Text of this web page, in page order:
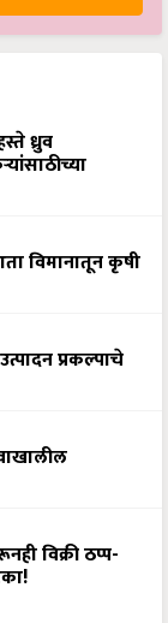
ध्रुव
विमानातून कृषी
प्रकल्पाचे
विक्री ठप्प-